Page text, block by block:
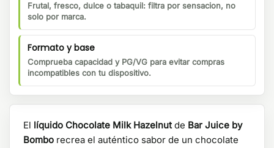
Frutal, fresco, dulce o tabaquil: filtra por sensacion, no
solo por marca.
Formato y base
Comprueba capacidad y PG/VG para evitar compras
incompatibles con tu dispositivo.
El líquido Chocolate Milk Hazelnutde Bar Juice by
Bombo recrea el auténtico sabor de un chocolate